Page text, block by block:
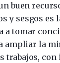
buen
y sesgos es
a tomar
ampliar la
trabajos, con